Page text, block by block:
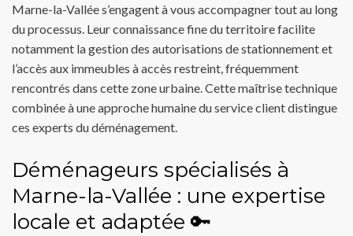
Marne-la-Vallée s’engagent à vous accompagner tout au long
du processus. Leur connaissance fine du territoire facilite
notamment la gestion des autorisations de stationnement et
l’accès aux immeubles à accès restreint, fréquemment
rencontrés dans cette zone urbaine. Cette maîtrise technique
combinée à une approche humaine du service client distingue
ces experts du déménagement.
Déménageurs spécialisés à
Marne-la-Vallée : une expertise
locale et adaptée 🔑